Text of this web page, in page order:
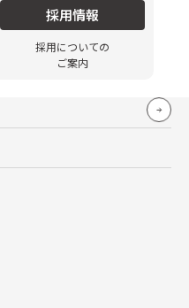
採用情報
採用についての
ご案内
レンジブルだし、そう
しました。実は、経営
くれ、というのを入社の
営陣が何を考えている
事業に対する想いを聞
きに経営陣から出てき
いう発言でした。どうい
向いているかコミット